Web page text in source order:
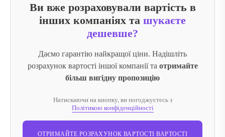
Ви вже розраховували вартість в
інших компаніях та шукаєте
дешевше?
Даємо гарантію найкращої ціни. Надішліть
розрахунок вартості іншої компанії та отримайте
більш вигідну пропозицію
Натискаючи на кнопку, ви погоджуєтесь з
Політикою конфіденційності
ОТРИМАЙТЕ РОЗРАХУНОК ВАРТОСТІ ВАРТОСТІ